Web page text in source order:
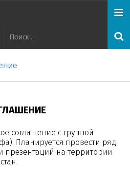
соглашение с группой
Планируется провести ряд
презентаций на территории